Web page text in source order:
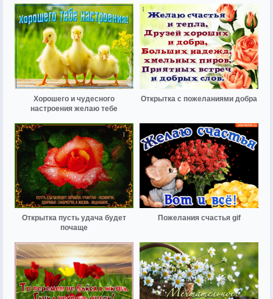
Хорошего и чудесного
настроения желаю тебе
Открытка с пожеланиями добра
Открытка пусть удача будет
почаще
Пожелания счастья gif